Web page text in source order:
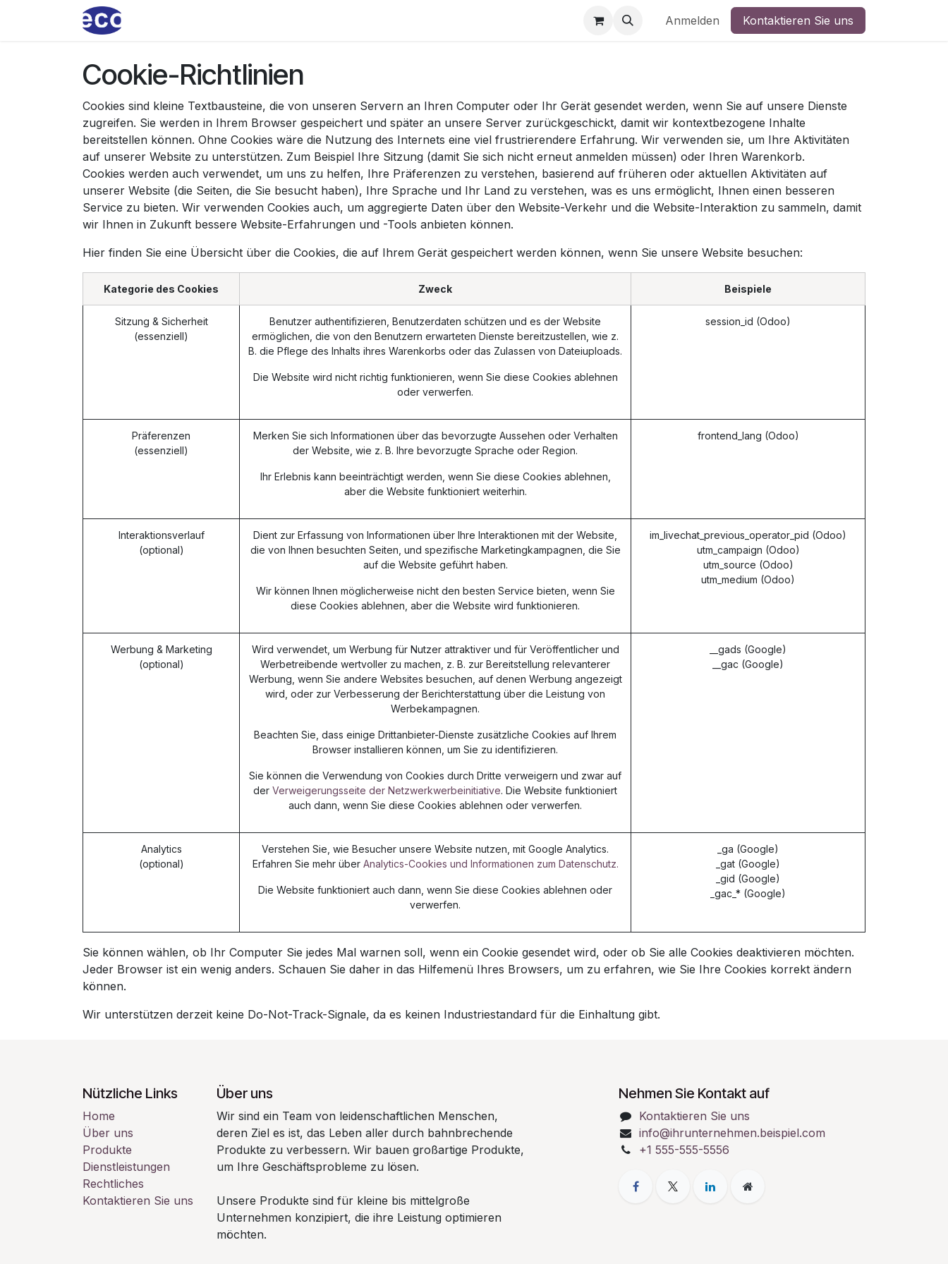
Zum Inhalt springen
Anmelden Kontaktieren Sie uns
Cookie-Richtlinien
Cookies sind kleine Textbausteine, die von unseren Servern an Ihren Computer oder Ihr Gerät gesendet werden, wenn Sie auf unsere Dienste
zugreifen. Sie werden in Ihrem Browser gespeichert und später an unsere Server zurückgeschickt, damit wir kontextbezogene Inhalte
bereitstellen können. Ohne Cookies wäre die Nutzung des Internets eine viel frustrierendere Erfahrung. Wir verwenden sie, um Ihre Aktivitäten
auf unserer Website zu unterstützen. Zum Beispiel Ihre Sitzung (damit Sie sich nicht erneut anmelden müssen) oder Ihren Warenkorb.
Cookies werden auch verwendet, um uns zu helfen, Ihre Präferenzen zu verstehen, basierend auf früheren oder aktuellen Aktivitäten auf
unserer Website (die Seiten, die Sie besucht haben), Ihre Sprache und Ihr Land zu verstehen, was es uns ermöglicht, Ihnen einen besseren
Service zu bieten. Wir verwenden Cookies auch, um aggregierte Daten über den Website-Verkehr und die Website-Interaktion zu sammeln, damit
wir Ihnen in Zukunft bessere Website-Erfahrungen und -Tools anbieten können.
Hier finden Sie eine Übersicht über die Cookies, die auf Ihrem Gerät gespeichert werden können, wenn Sie unsere Website besuchen:
Kategorie des Cookies Zweck Beispiele
Sitzung & Sicherheit
(essenziell)
Benutzer authentifizieren, Benutzerdaten schützen und es der Website
ermöglichen, die von den Benutzern erwarteten Dienste bereitzustellen, wie z.
B. die Pflege des Inhalts ihres Warenkorbs oder das Zulassen von Dateiuploads.
Die Website wird nicht richtig funktionieren, wenn Sie diese Cookies ablehnen
oder verwerfen.
session_id (Odoo)
Präferenzen
(essenziell)
Merken Sie sich Informationen über das bevorzugte Aussehen oder Verhalten
der Website, wie z. B. Ihre bevorzugte Sprache oder Region.
Ihr Erlebnis kann beeinträchtigt werden, wenn Sie diese Cookies ablehnen,
aber die Website funktioniert weiterhin.
frontend_lang (Odoo)
Interaktionsverlauf
(optional)
Dient zur Erfassung von Informationen über Ihre Interaktionen mit der Website,
die von Ihnen besuchten Seiten, und spezifische Marketingkampagnen, die Sie
auf die Website geführt haben.
Wir können Ihnen möglicherweise nicht den besten Service bieten, wenn Sie
diese Cookies ablehnen, aber die Website wird funktionieren.
im_livechat_previous_operator_pid (Odoo)
utm_campaign (Odoo)
utm_source (Odoo)
utm_medium (Odoo)
Werbung & Marketing
(optional)
Wird verwendet, um Werbung für Nutzer attraktiver und für Veröffentlicher und
Werbetreibende wertvoller zu machen, z. B. zur Bereitstellung relevanterer
Werbung, wenn Sie andere Websites besuchen, auf denen Werbung angezeigt
wird, oder zur Verbesserung der Berichterstattung über die Leistung von
Werbekampagnen.
Beachten Sie, dass einige Drittanbieter-Dienste zusätzliche Cookies auf Ihrem
Browser installieren können, um Sie zu identifizieren.
Sie können die Verwendung von Cookies durch Dritte verweigern und zwar auf
der Verweigerungsseite der Netzwerkwerbeinitiative. Die Website funktioniert
auch dann, wenn Sie diese Cookies ablehnen oder verwerfen.
__gads (Google)
__gac (Google)
Analytics
(optional)
Verstehen Sie, wie Besucher unsere Website nutzen, mit Google Analytics.
Erfahren Sie mehr über Analytics-Cookies und Informationen zum Datenschutz.
Die Website funktioniert auch dann, wenn Sie diese Cookies ablehnen oder
verwerfen.
_ga (Google)
_gat (Google)
_gid (Google)
_gac_* (Google)
Sie können wählen, ob Ihr Computer Sie jedes Mal warnen soll, wenn ein Cookie gesendet wird, oder ob Sie alle Cookies deaktivieren möchten.
Jeder Browser ist ein wenig anders. Schauen Sie daher in das Hilfemenü Ihres Browsers, um zu erfahren, wie Sie Ihre Cookies korrekt ändern
können.
Wir unterstützen derzeit keine Do-Not-Track-Signale, da es keinen Industriestandard für die Einhaltung gibt.
Nützliche Links
Home
Über uns
Produkte
Dienstleistungen
Rechtliches
Kontaktieren Sie uns
Über uns
Wir sind ein Team von leidenschaftlichen Menschen,
deren Ziel es ist, das Leben aller durch bahnbrechende
Produkte zu verbessern. Wir bauen großartige Produkte,
um Ihre Geschäftsprobleme zu lösen.
Unsere Produkte sind für kleine bis mittelgroße
Unternehmen konzipiert, die ihre Leistung optimieren
möchten.
Nehmen Sie Kontakt auf
Kontaktieren Sie uns
info@ihrunternehmen.beispiel.com
+1 555-555-5556